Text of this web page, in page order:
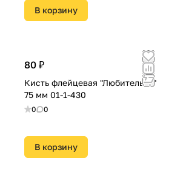
В корзину
80 ₽
Кисть флейцевая "Любитель" 3"
75 мм 01-1-430
0 0
В корзину